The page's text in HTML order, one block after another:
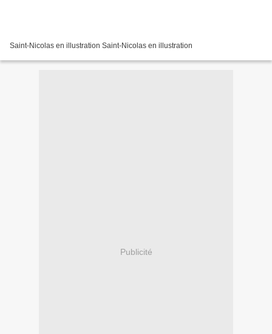
Saint-Nicolas en illustration Saint-Nicolas en illustration
Publicité